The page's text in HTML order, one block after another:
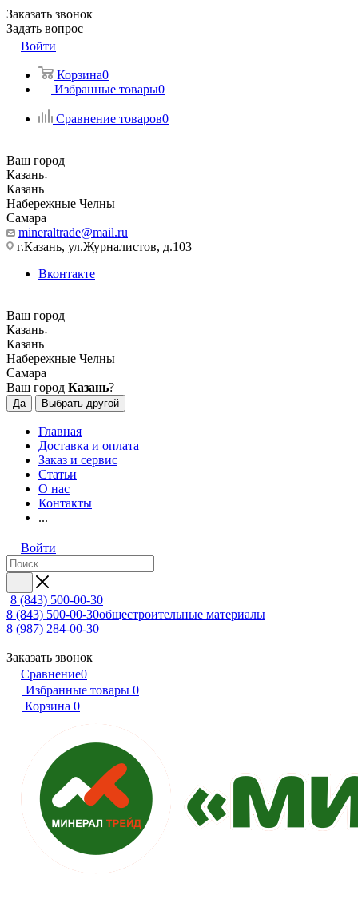
Заказать звонок
Задать вопрос
Войти
Корзина0
Избранные товары0
Сравнение товаров0
Ваш город
Казань
Казань
Набережные Челны
Самара
mineraltrade@mail.ru
г.Казань, ул.Журналистов, д.103
Вконтакте
Ваш город
Казань
Казань
Набережные Челны
Самара
Ваш город Казань?
Да Выбрать другой
Главная
Доставка и оплата
Заказ и сервис
Статьи
О нас
Контакты
...
Войти
8 (843) 500-00-30
8 (843) 500-00-30общестроительные материалы
8 (987) 284-00-30
Заказать звонок
Сравнение0
Избранные товары 0
Корзина 0